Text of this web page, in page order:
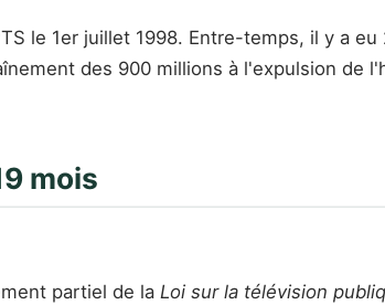
le 1er juillet 1998. Entre-temps, il y a
des 900 millions à l'expulsion de
mois
partiel de la Loi sur la télévision